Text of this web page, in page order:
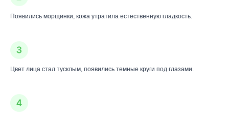
Появились морщинки, кожа утратила естественную гладкость.
Цвет лица стал тусклым, появились темные круги под глазами.